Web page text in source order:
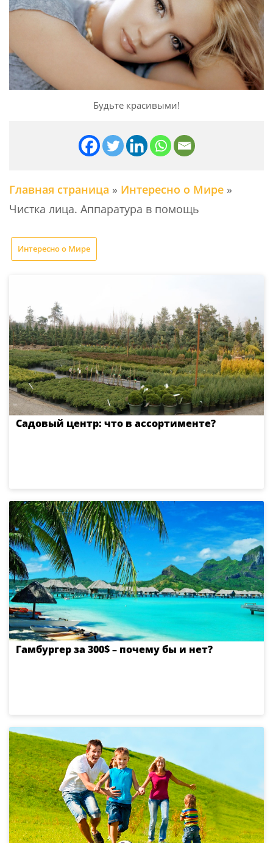
Будьте красивыми!
Главная страница » Интересно о Мире »
Чистка лица. Аппаратура в помощь
Интересно о Мире
Садовый центр: что в ассортименте?
Гамбургер за 300$ – почему бы и нет?